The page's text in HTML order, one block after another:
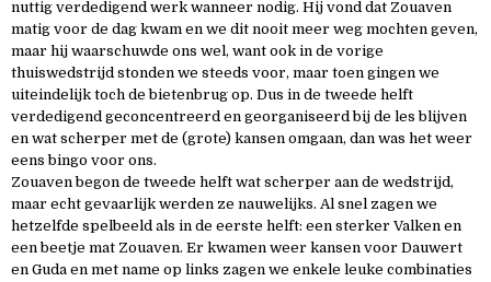
nuttig verdedigend werk wanneer nodig. Hij vond dat Zouaven
matig voor de dag kwam en we dit nooit meer weg mochten geven,
maar hij waarschuwde ons wel, want ook in de vorige
thuiswedstrijd stonden we steeds voor, maar toen gingen we
uiteindelijk toch de bietenbrug op. Dus in de tweede helft
verdedigend geconcentreerd en georganiseerd bij de les blijven
en wat scherper met de (grote) kansen omgaan, dan was het weer
eens bingo voor ons.
Zouaven begon de tweede helft wat scherper aan de wedstrijd,
maar echt gevaarlijk werden ze nauwelijks. Al snel zagen we
hetzelfde spelbeeld als in de eerste helft: een sterker Valken en
een beetje mat Zouaven. Er kwamen weer kansen voor Dauwert
en Guda en met name op links zagen we enkele leuke combinaties